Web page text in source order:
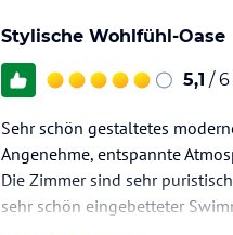
Stylische Wohlfühl-Oase
5,1 / 6
Sehr schön gestaltetes
Angenehme, entspannte
Die Zimmer sind sehr
sehr schön eingebetteter